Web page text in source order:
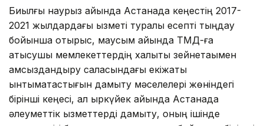
Биылғы наурыз айында Астанада кеңестің 2017-
2021 жылдардағы қызметі туралы есепті тыңдау
бойынша отырыс, маусым айында ТМД-ға
қатысушы мемлекеттердің халықты зейнетақымен
қамсыздандыру саласындағы екіжақты
ынтымақтастығын дамыту мәселелері жөніндегі
бірінші кеңесі, ал қыркүйек айында Астанада
әлеуметтік қызметтерді дамыту, оның ішінде